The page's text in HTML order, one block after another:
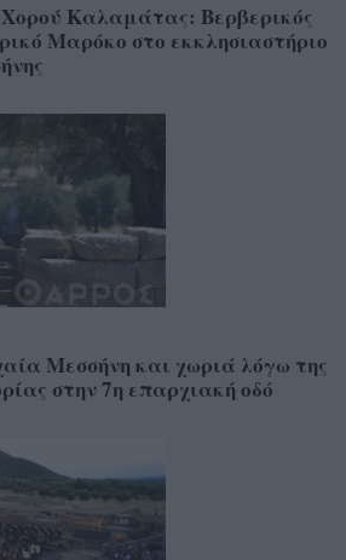
Χορού Καλαμάτας: Βερβερικός
Μαρόκο στο εκκλησιαστήριο
Μεσσήνη και χωριά λόγω της
στην 7η επαρχιακή οδό